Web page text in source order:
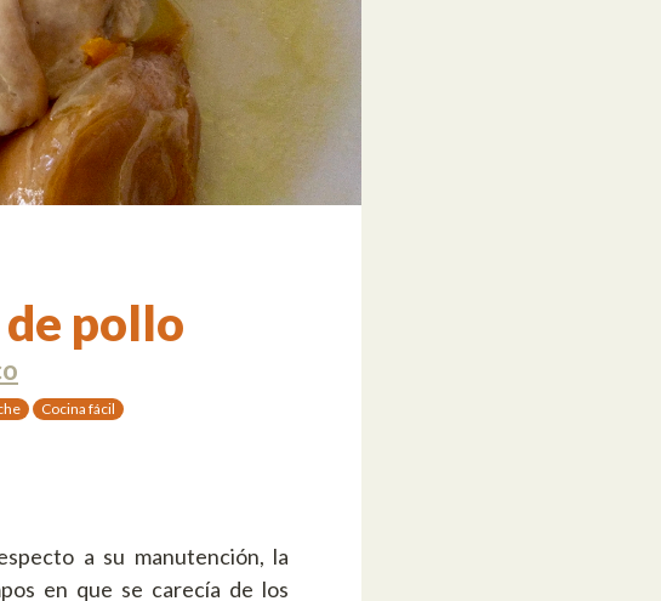
de pollo
Cocina fácil
a su manutención, la
en que se carecía de los